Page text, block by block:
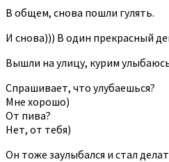
В общем, снова пошли гулять.
И снова))) В один прекрасный
Вышли на улицу, курим
Спрашивает, что улубаешься?
Мне хорошо)
От пива?
Нет, от тебя)
Он тоже заулыбался и стал